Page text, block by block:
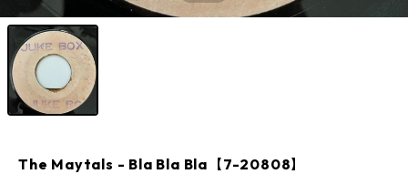
The Maytals - Bla Bla Bla【7-20808】